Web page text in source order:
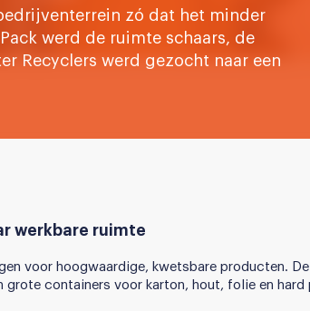
zó dat het minder
werd de ruimte schaars, de
Recyclers werd gezocht naar een
werkbare ruimte
voor hoogwaardige, kwetsbare producten.
grote containers voor karton, hout, folie en hard